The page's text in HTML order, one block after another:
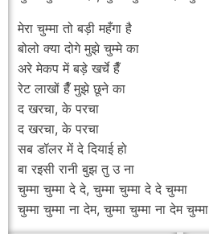
मेरा चुम्मा तो बड़ी महँगा है
बोलो क्या दोगे मुझे चुम्मे का
अरे मेकप में बड़े खर्चे हैँ
रेट लाखों हैँ मुझे छूने का
द खरचा, के परचा
द खरचा, के परचा
सब डॉलर में दे दियाई हो
बा रइसी रानी बुझ तु उ ना
चुम्मा चुम्मा दे दे, चुम्मा चुम्मा दे दे चुम्मा
चुम्मा चुम्मा ना देम, चुम्मा चुम्मा ना देम चुम्मा